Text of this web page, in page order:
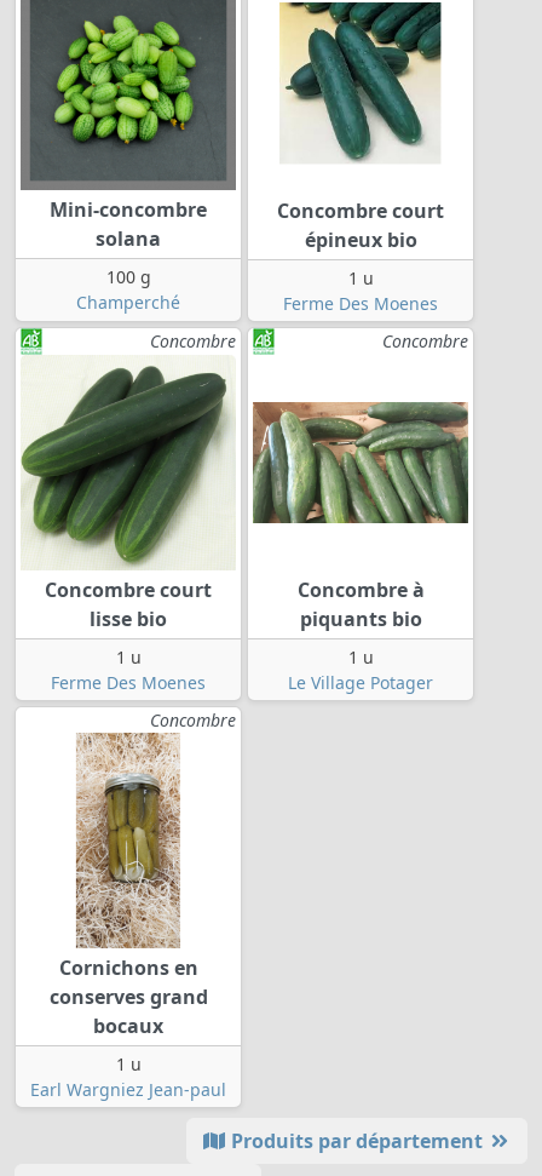
Mini-concombre
solana
100 g
Champerché
Concombre court
épineux bio
1 u
Ferme Des Moenes
Concombre
Concombre court
lisse bio
1 u
Ferme Des Moenes
Concombre
Concombre à
piquants bio
1 u
Le Village Potager
Concombre
Cornichons en
conserves grand
bocaux
1 u
Earl Wargniez Jean-paul
Produits par département